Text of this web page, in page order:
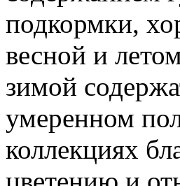
подкормки,
весной и
зимой
умеренном
коллекциях